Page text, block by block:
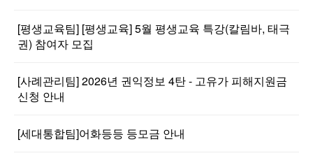
[평생교육팀] [평생교육] 5월 평생교육 특강(칼림바, 태극
권) 참여자 모집
[사례관리팀] 2026년 권익정보 4탄 - 고유가 피해지원금
신청 안내
[세대통합팀]어화등등 등모금 안내